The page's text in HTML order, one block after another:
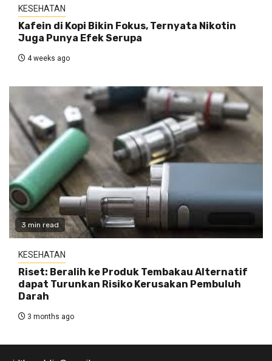
KESEHATAN
Kafein di Kopi Bikin Fokus, Ternyata Nikotin
Juga Punya Efek Serupa
4 weeks ago
3 min read
KESEHATAN
Riset: Beralih ke Produk Tembakau Alternatif
dapat Turunkan Risiko Kerusakan Pembuluh
Darah
3 months ago